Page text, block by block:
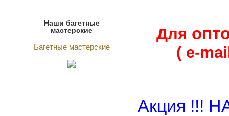
Наши багетные
мастерские
Багетные мастерские
Для
( e-
Акция !!!